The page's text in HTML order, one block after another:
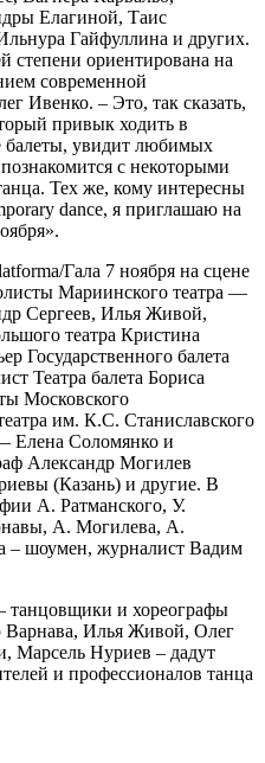
Елагиной, Таис
Гайфуллина и других.
степени ориентирована на
современной
Ивенко. – Это, так сказать,
привык ходить в
балеты, увидит любимых
с некоторыми
Тех же, кому интересны
dance, я приглашаю на
Гала 7 ноября на сцене
Мариинского театра —
Сергеев, Илья Живой,
театра Кристина
Государственного балета
Театра балета Бориса
Московского
им. К.С. Станиславского
Елена Соломянко и
Александр Могилев
(Казань) и другие. В
А. Ратманского, У.
А. Могилева, А.
– шоумен, журналист Вадим
танцовщики и хореографы
Илья Живой, Олег
Марсель Нуриев – дадут
и профессионалов танца